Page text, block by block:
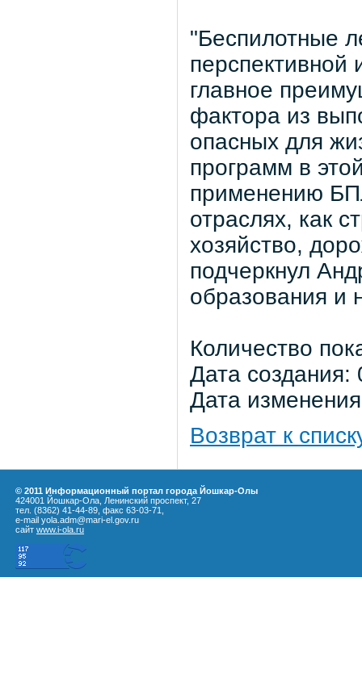
"Беспилотные
главное
фактора из
опасных для
программ в
применению
отраслях, как
хозяйство,
подчеркнул
образования и
Количество
Дата
Дата
Возврат к
© 2011 Информационный портал города Йошкар-Олы
424001 Йошкар-Ола, Ленинский проспект, 27
тел. (8362) 41-44-89, факс 63-03-71,
e-mail yola.adm@mari-el.gov.ru
сайт www.i-ola.ru